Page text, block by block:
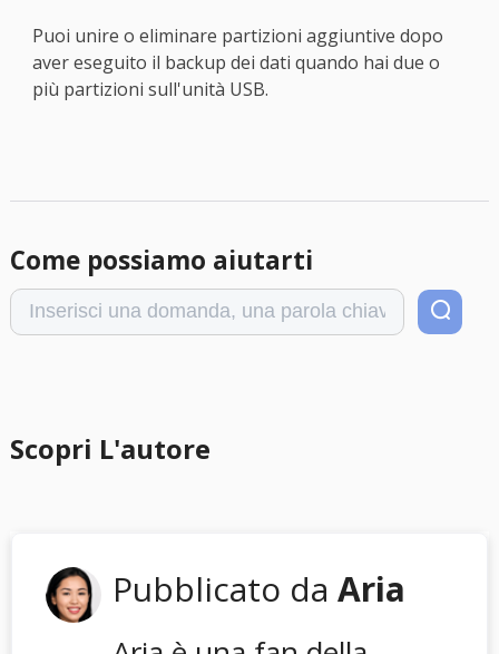
Puoi unire o eliminare partizioni aggiuntive dopo
aver eseguito il backup dei dati quando hai due o
più partizioni sull'unità USB.
Come possiamo aiutarti
Scopri L'autore
Pubblicato da Aria